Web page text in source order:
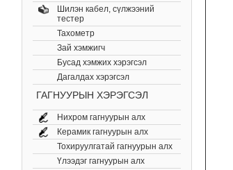
Шилэн кабел, cүлжээний
тестер
Тахометр
Зай хэмжигч
Бусад хэмжих хэрэгсэл
Дагалдах хэрэгсэл
ГАГНУУРЫН ХЭРЭГСЭЛ
Нихром гагнуурын алх
Керамик гагнуурын алх
Тохируулгатай гагнуурын алх
Үлээдэг гагнуурын алх